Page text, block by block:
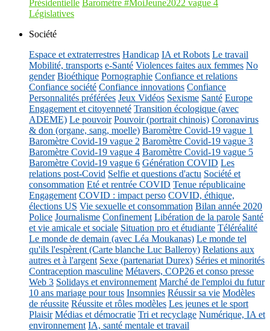
Présidentielle Baromètre #MoiJeune2022 vague 4
Législatives
Société
Espace et extraterrestres Handicap IA et Robots Le travail
Mobilité, transports e-Santé Violences faites aux femmes No
gender Bioéthique Pornographie Confiance et relations
Confiance société Confiance innovations Confiance
Personnalités préférées Jeux Vidéos Sexisme Santé Europe
Engagement et citoyenneté Transition écologique (avec
ADEME) Le pouvoir Pouvoir (portrait chinois) Coronavirus
& don (organe, sang, moelle) Baromètre Covid-19 vague 1
Baromètre Covid-19 vague 2 Baromètre Covid-19 vague 3
Baromètre Covid-19 vague 4 Baromètre Covid-19 vague 5
Baromètre Covid-19 vague 6 Génération COVID Les
relations post-Covid Selfie et questions d'actu Société et
consommation Eté et rentrée COVID Tenue républicaine
Engagement COVID : impact perso COVID, éthique,
élections US Vie sexuelle et consommation Bilan année 2020
Police Journalisme Confinement Libération de la parole Santé
et vie amicale et sociale Situation pro et étudiante Téléréalité
Le monde de demain (avec Léa Moukanas) Le monde tel
qu'ils l'espèrent (Carte blanche Luc Balleroy) Relations aux
autres et à l'argent Sexe (partenariat Durex) Séries et minorités
Contraception masculine Métavers, COP26 et conso presse
Web 3 Solidays et environnement Marché de l'emploi du futur
10 ans mariage pour tous Insomnies Réussir sa vie Modèles
de réussite Réussite et rôles modèles Les jeunes et le sport
Plaisir Médias et démocratie Tri et recyclage Numérique, IA et
environnement IA, santé mentale et travail